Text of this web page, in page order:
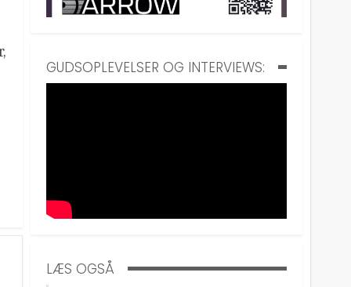
GUDSOPLEVELSER OG INTERVIEWS:
LÆS OGSÅ